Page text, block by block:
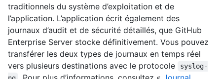
traditionnels du système d’exploitation et de
l’application. L’application écrit également des
journaux d’audit et de sécurité détaillés, que GitHub
Enterprise Server stocke définitivement. Vous pouvez
transférer les deux types de journaux en temps réel
vers plusieurs destinations avec le protocole
syslog-